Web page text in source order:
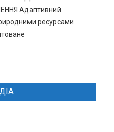
Адаптивний
ресурсами